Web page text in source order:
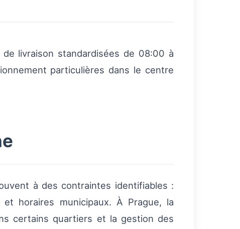
livraison standardisées de 08:00 à
particulières dans le centre
à des contraintes identifiables :
horaires municipaux. À Prague, la
certains quartiers et la gestion des